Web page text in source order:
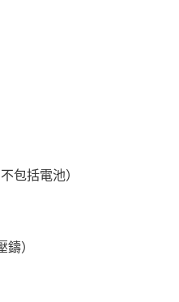
包括電池）
）